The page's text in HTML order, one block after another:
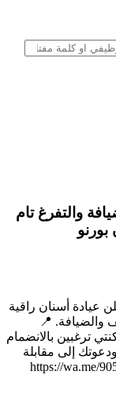
والتفرغ تام
عيادة أسنان راقية
والضيافة. 📍
ترغبين بالانضمام
إلى مقابلة